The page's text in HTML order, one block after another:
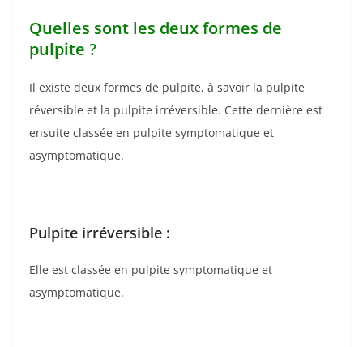
Quelles sont les deux formes de
pulpite ?
Il existe deux formes de pulpite, à savoir la pulpite
réversible et la pulpite irréversible. Cette dernière est
ensuite classée en pulpite symptomatique et
asymptomatique.
Pulpite irréversible :
Elle est classée en pulpite symptomatique et
asymptomatique.